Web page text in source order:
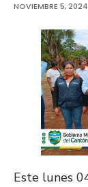
NOVIEMBRE 5, 2024
Este lunes